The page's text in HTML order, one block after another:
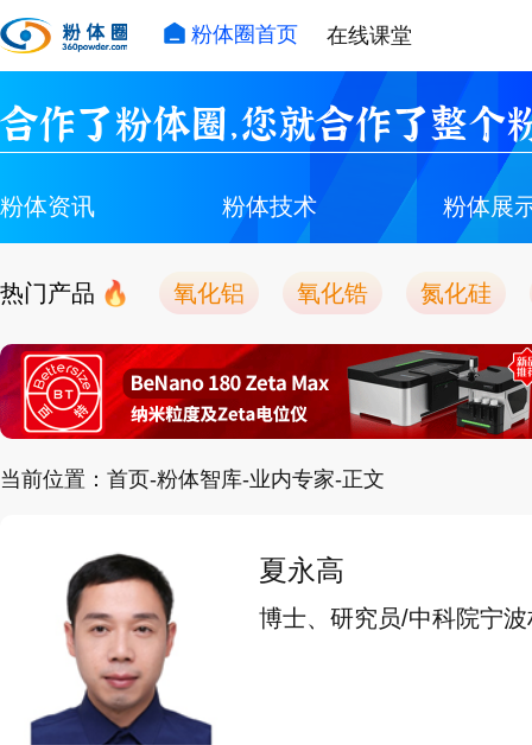
粉体圈首页 在线课堂
合作了粉体圈，您就合作了整个
粉体资讯 粉体技术 粉体展
热门产品 氧化铝 氧化锆 氮化硅
当前位置：首页-粉体智库-业内专家-正文
夏永高
博士、研究员/中科院宁